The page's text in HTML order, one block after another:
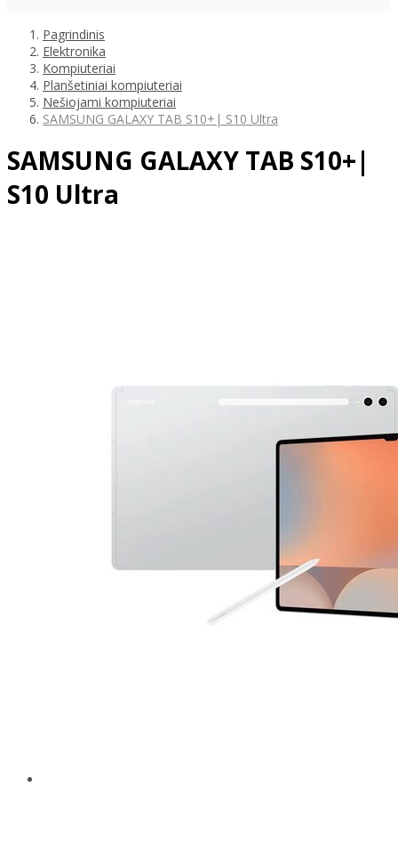
Pagrindinis
Elektronika
Kompiuteriai
Planšetiniai kompiuteriai
Nešiojami kompiuteriai
SAMSUNG GALAXY TAB S10+| S10 Ultra
SAMSUNG GALAXY TAB S10+|
S10 Ultra